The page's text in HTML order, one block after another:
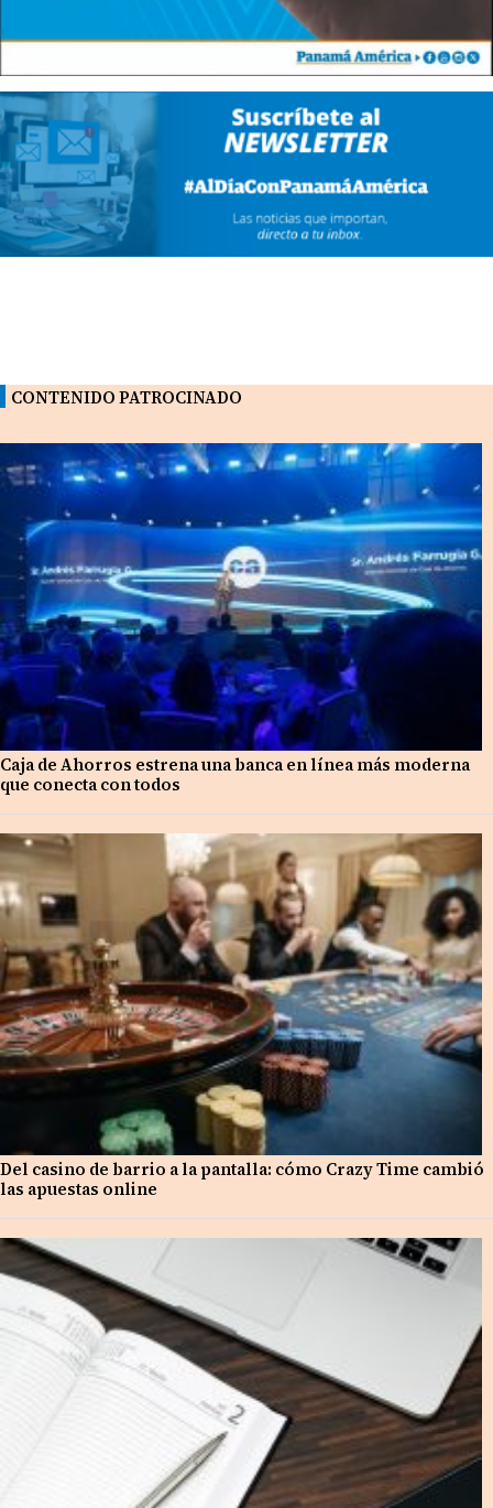
CONTENIDO PATROCINADO
Caja de Ahorros estrena una banca en línea más moderna
que conecta con todos
Del casino de barrio a la pantalla: cómo Crazy Time cambió
las apuestas online